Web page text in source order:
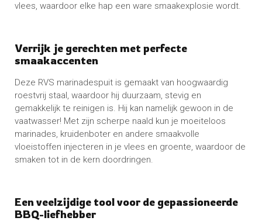
vlees, waardoor elke hap een ware smaakexplosie wordt.
Verrijk je gerechten met perfecte
smaakaccenten
Deze RVS marinadespuit is gemaakt van hoogwaardig
roestvrij staal, waardoor hij duurzaam, stevig en
gemakkelijk te reinigen is. Hij kan namelijk gewoon in de
vaatwasser! Met zijn scherpe naald kun je moeiteloos
marinades, kruidenboter en andere smaakvolle
vloeistoffen injecteren in je vlees en groente, waardoor de
smaken tot in de kern doordringen.
Een veelzijdige tool voor de gepassioneerde
BBQ-liefhebber